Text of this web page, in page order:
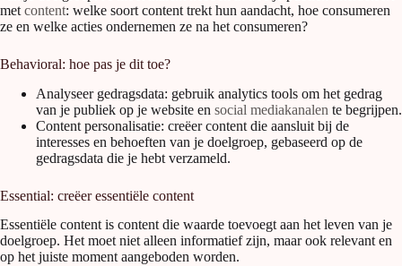
met content: welke soort content trekt hun aandacht, hoe consumeren
ze en welke acties ondernemen ze na het consumeren?
Behavioral: hoe pas je dit toe?
Analyseer gedragsdata: gebruik analytics tools om het gedrag
van je publiek op je website en social mediakanalen te begrijpen.
Content personalisatie: creëer content die aansluit bij de
interesses en behoeften van je doelgroep, gebaseerd op de
gedragsdata die je hebt verzameld.
Essential: creëer essentiële content
Essentiële content is content die waarde toevoegt aan het leven van je
doelgroep. Het moet niet alleen informatief zijn, maar ook relevant en
op het juiste moment aangeboden worden.